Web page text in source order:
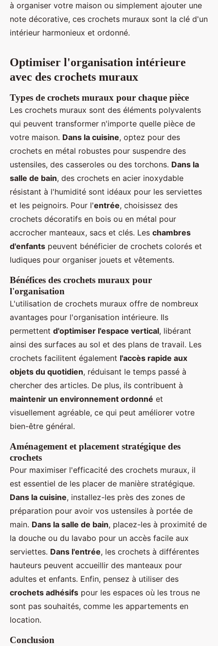
à organiser votre maison ou simplement ajouter une
note décorative, ces crochets muraux sont la clé d'un
intérieur harmonieux et ordonné.
Optimiser l'organisation intérieure
avec des crochets muraux
Types de crochets muraux pour chaque pièce
Les crochets muraux sont des éléments polyvalents
qui peuvent transformer n'importe quelle pièce de
votre maison. Dans la cuisine, optez pour des
crochets en métal robustes pour suspendre des
ustensiles, des casseroles ou des torchons. Dans la
salle de bain, des crochets en acier inoxydable
résistant à l'humidité sont idéaux pour les serviettes
et les peignoirs. Pour l'entrée, choisissez des
crochets décoratifs en bois ou en métal pour
accrocher manteaux, sacs et clés. Les chambres
d'enfants peuvent bénéficier de crochets colorés et
ludiques pour organiser jouets et vêtements.
Bénéfices des crochets muraux pour
l'organisation
L'utilisation de crochets muraux offre de nombreux
avantages pour l'organisation intérieure. Ils
permettent d'optimiser l'espace vertical, libérant
ainsi des surfaces au sol et des plans de travail. Les
crochets facilitent également l'accès rapide aux
objets du quotidien, réduisant le temps passé à
chercher des articles. De plus, ils contribuent à
maintenir un environnement ordonné et
visuellement agréable, ce qui peut améliorer votre
bien-être général.
Aménagement et placement stratégique des
crochets
Pour maximiser l'efficacité des crochets muraux, il
est essentiel de les placer de manière stratégique.
Dans la cuisine, installez-les près des zones de
préparation pour avoir vos ustensiles à portée de
main. Dans la salle de bain, placez-les à proximité de
la douche ou du lavabo pour un accès facile aux
serviettes. Dans l'entrée, les crochets à différentes
hauteurs peuvent accueillir des manteaux pour
adultes et enfants. Enfin, pensez à utiliser des
crochets adhésifs pour les espaces où les trous ne
sont pas souhaités, comme les appartements en
location.
Conclusion